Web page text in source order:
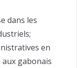
dans les
en
gabonais